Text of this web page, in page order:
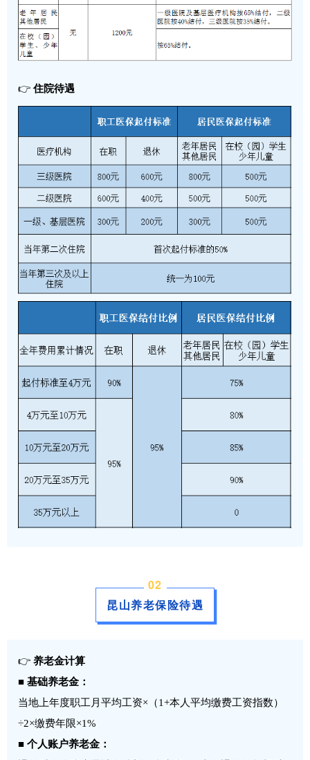
👉 住院待遇
02
昆山养老保险待遇
👉 养老金计算
■ 基础养老金：
当地上年度职工月平均工资×（1+本人平均缴费工资指数）
÷2×缴费年限×1%
■ 个人账户养老金：